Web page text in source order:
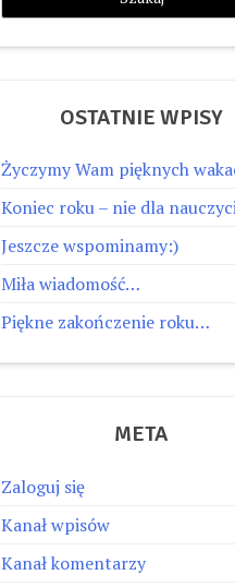
OSTATNIE WPISY
Życzymy Wam pięknych
Koniec roku – nie dla
Jeszcze wspominamy:)
Miła wiadomość…
Piękne zakończenie roku…
META
Zaloguj się
Kanał wpisów
Kanał komentarzy